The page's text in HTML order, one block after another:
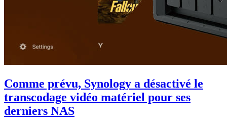
Comme prévu, Synology a désactivé le
transcodage vidéo matériel pour ses
derniers NAS